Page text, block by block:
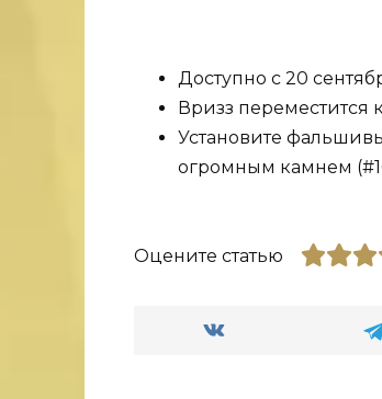
Доступно с 20
Вризз переместится
Установите
огромным камнем
Оцените статью